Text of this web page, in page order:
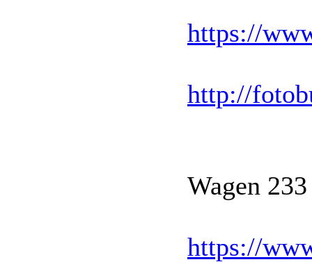
https://
http://
Wagen
https://